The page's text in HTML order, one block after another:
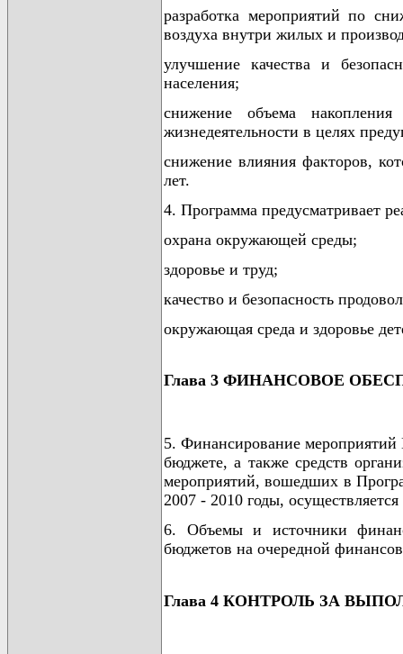
разработка мероприятий по
воздуха внутри жилых и
улучшение качества и
населения;
снижение объема
жизнедеятельности в целях
снижение влияния факторов,
лет.
4. Программа предусматривает
охрана окружающей среды;
здоровье и труд;
качество и безопасность
окружающая среда и здоровье
Глава 3 ФИНАНСОВОЕ
5. Финансирование мероприятий
бюджете, а также средств
мероприятий, вошедших в
2007 - 2010 годы,
6. Объемы и источники
бюджетов на очередной
Глава 4 КОНТРОЛЬ ЗА